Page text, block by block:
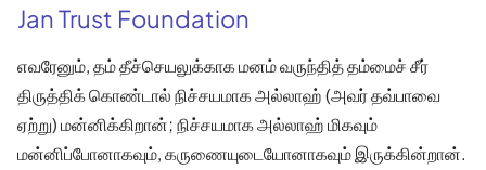
Jan Trust Foundation
எவரேனும், தம் தீச்செயலுக்காக மனம் வருந்தித் தம்மைச் சீர்
திருத்திக் கொண்டால் நிச்சயமாக அல்லாஹ் (அவர் தவ்பாவை
ஏற்று) மன்னிக்கிறான்; நிச்சயமாக அல்லாஹ் மிகவும்
மன்னிப்போனாகவும், கருணையுடையோனாகவும் இருக்கின்றான்.